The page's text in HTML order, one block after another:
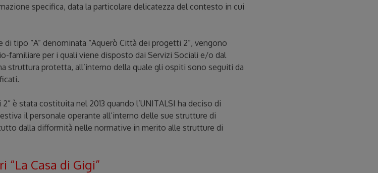
specifica, data la particolare delicatezza del contesto in cui
tipo “A” denominata “Aquerò Città dei progetti 2”, vengono
familiare per i quali viene disposto dai Servizi Sociali e/o dal
struttura protetta, all’interno della quale gli ospiti sono seguiti da
è stata costituita nel 2013 quando l’UNITALSI ha deciso di
il personale operante all’interno delle sue strutture di
dalla difformità nelle normative in merito alle strutture di
Casa di Gigi”